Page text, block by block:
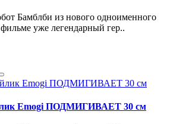
Бамблби из нового одноименного
уже легендарный гер..
Emogi ПОДМИГИВАЕТ 30 см